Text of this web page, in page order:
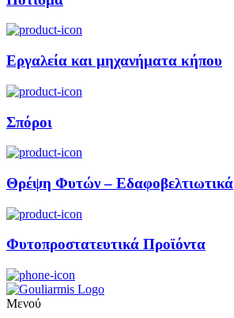
Εργαλεία και μηχανήματα κήπου
Σπόροι
Θρέψη Φυτών – Εδαφοβελτιωτικά
Φυτοπροστατευτικά Προϊόντα
Μενού